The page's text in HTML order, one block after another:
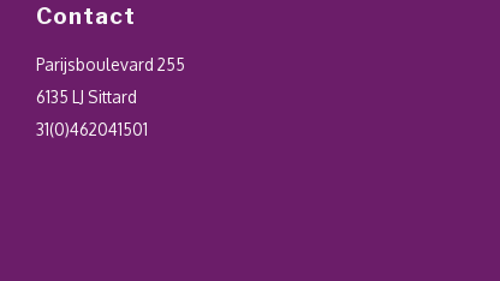
Contact
Parijsboulevard 255
6135 LJ Sittard
31(0)462041501